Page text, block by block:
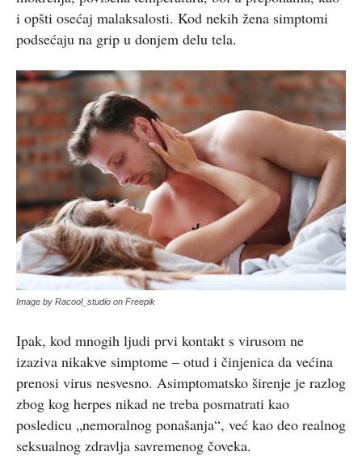
i opšti osećaj malaksalosti. Kod nekih žena simptomi
podsećaju na grip u donjem delu tela.
Image by Racool_studio on Freepik
Ipak, kod mnogih ljudi prvi kontakt s virusom ne
izaziva nikakve simptome – otud i činjenica da većina
prenosi virus nesvesno. Asimptomatsko širenje je razlog
zbog kog herpes nikad ne treba posmatrati kao
posledicu „nemoralnog ponašanja“, već kao deo realnog
seksualnog zdravlja savremenog čoveka.